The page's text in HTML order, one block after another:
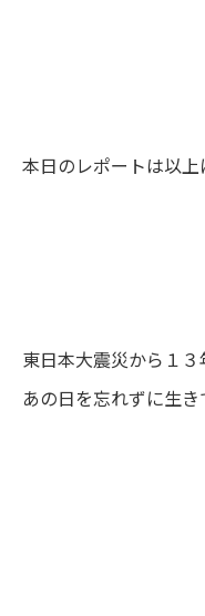
本日のレポートは以上
東日本大震災から１３
あの日を忘れずに生き